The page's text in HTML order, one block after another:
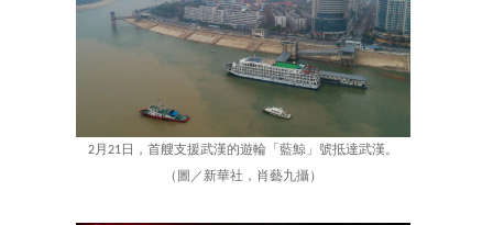
2月21日，首艘支援武漢的遊輪「藍鯨」號抵達武漢。
（圖／新華社，肖藝九攝）